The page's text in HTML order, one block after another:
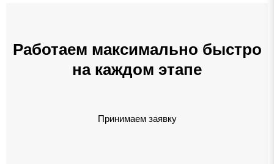
Работаем максимально быстро
на каждом этапе
Принимаем заявку